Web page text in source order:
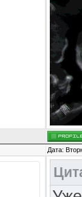
Дата: